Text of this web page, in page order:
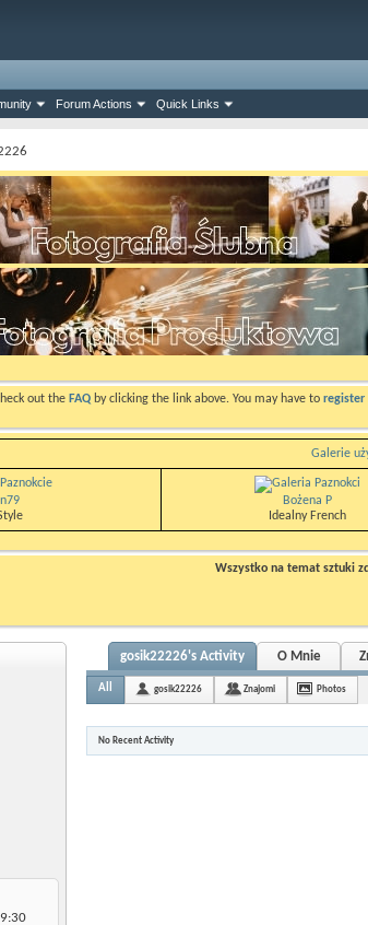
Forum Actions Quick Links
out the FAQ by clicking the link above. You may have to register
Galerie
Bożena P
Idealny French
Wszystko na temat sztuki
gosik22226's Activity O Mnie
All gosik22226 Znajomi Photos
No Recent Activity